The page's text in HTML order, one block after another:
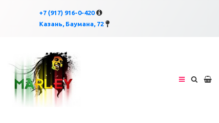
+7 (917) 916-0-420
Казань, Баумана, 72×